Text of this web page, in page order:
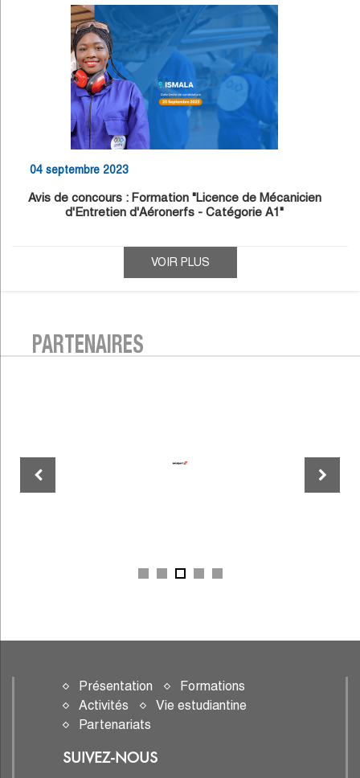
04 septembre 2023
Avis de concours : Formation "Licence de Mécanicien
d'Entretien d'Aéronerfs - Catégorie A1"
VOIR PLUS
PARTENAIRES
Présentation
Formations
Activités
Vie estudiantine
Partenariats
SUIVEZ-NOUS